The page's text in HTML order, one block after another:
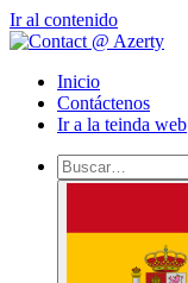
Ir al contenido
Inicio
Contáctenos
Ir a la teinda web